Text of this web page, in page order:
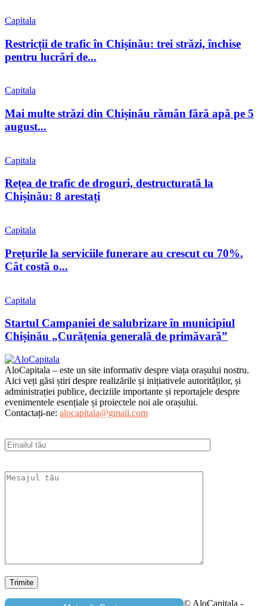
Capitala
Restricții de trafic în Chișinău: trei străzi, închise
pentru lucrări de...
Capitala
Mai multe străzi din Chișinău rămân fără apă pe 5
august...
Capitala
Rețea de trafic de droguri, destructurată la
Chișinău: 8 arestați
Capitala
Prețurile la serviciile funerare au crescut cu 70%.
Cât costă o...
Capitala
Startul Campaniei de salubrizare în municipiul
Chișinău „Curățenia generală de primăvară”
AloCapitala – este un site informativ despre viața orașului nostru.
Aici veți găsi știri despre realizările și inițiativele autorităților, și
administrației publice, deciziile importante și reportajele despre
evenimentele esențiale și proiectele noi ale orașului.
Contactați-ne: alocapitala@gmail.com
© AloCapitala -